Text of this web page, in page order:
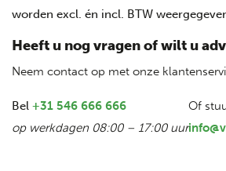
worden excl. én incl. BTW
Heeft u nog vragen of wilt u
Neem contact op met onze
Bel +31 546 666 666
op werkdagen 08:00 – 17:00 uur
Of